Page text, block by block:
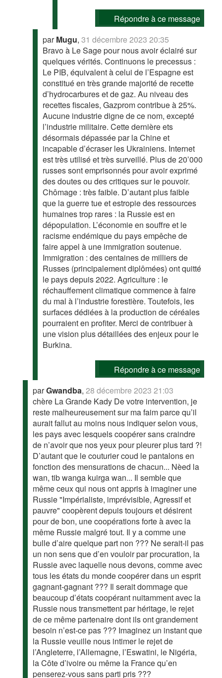
Répondre à ce message
parMugu,31 décembre 2023 20:35
Bravo à Le Sage pour nous avoir éclairé sur
quelques vérités. Continuons le precessus :
Le PIB, équivalent à celui de l’Espagne est
constitué en très grande majorité de recette
d’hydrocarbures et de gaz. Au niveau des
recettes fiscales, Gazprom contribue à 25%.
Aucune industrie digne de ce nom, excepté
l’industrie militaire. Cette dernière ets
désormais dépassée par la Chine et
incapable d’écraser les Ukrainiens. Internet
est très utilisé et très surveillé. Plus de 20’000
russes sont emprisonnés pour avoir exprimé
des doutes ou des critiques sur le pouvoir.
Chômage : très faible. D’autant plus faible
que la guerre tue et estropie des ressources
humaines trop rares : la Russie est en
dépopulation. L’économie en souffre et le
racisme endémique du pays empêche de
faire appel à une immigration soutenue.
Immigration : des centaines de milliers de
Russes (principalement diplômées) ont quitté
le pays depuis 2022. Agriculture : le
réchauffement climatique commence à faire
du mal à l’industrie forestière. Toutefois, les
surfaces dédiées à la production de céréales
pourraient en profiter. Merci de contribuer à
une vision plus détaillées des enjeux pour le
Burkina.
Répondre à ce message
parGwandba,28 décembre 2023 21:03
chère La Grande Kady De votre intervention, je
reste malheureusement sur ma faim parce qu’il
aurait fallut au moins nous indiquer selon vous,
les pays avec lesquels coopérer sans craindre
de n’avoir que nos yeux pour pleurer plus tard ?!
D’autant que le couturier coud le pantalons en
fonction des mensurations de chacun... Nèed la
wan, tib wanga kuirga wan... Il semble que
même ceux qui nous ont appris à imaginer une
Russie "Impérialiste, imprévisible, Agressif et
pauvre" coopèrent depuis toujours et désirent
pour de bon, une coopérations forte à avec la
même Russie malgré tout. Il y a comme une
bulle d’aire quelque part non ??? Ne serait-il pas
un non sens que d’en vouloir par procuration, la
Russie avec laquelle nous devons, comme avec
tous les états du monde coopérer dans un esprit
gagnant-gagnant ??? Il serait dommage que
beaucoup d’états coopérant nuitamment avec la
Russie nous transmettent par héritage, le rejet
de ce même partenaire dont ils ont grandement
besoin n’est-ce pas ??? Imaginez un instant que
la Russie veuille nous intimer le rejet de
l’Angleterre, l’Allemagne, l’Eswatini, le Nigéria,
la Côte d’ivoire ou même la France qu’en
penserez-vous sans parti pris ???